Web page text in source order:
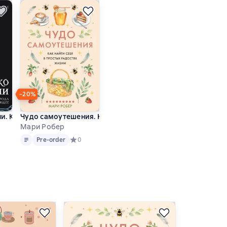
детокса
жизни
Как прошлое твоего рода влияет на твое настоящее
4,5 на основе 2 оценок
−20%
Чудо самоутешения. Как найти себя в простых
Мари Робер
Text Pre-order
Pre-order Средний рейтинг 0 на основе 0 оценок
0